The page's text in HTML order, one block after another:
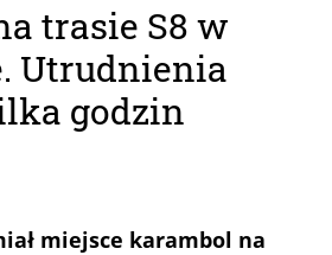
trasie S8 w
Utrudnienia
godzin
miejsce karambol na